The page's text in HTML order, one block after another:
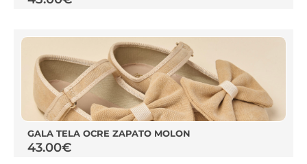
GALA TELA OCRE ZAPATO MOLON
43.00€